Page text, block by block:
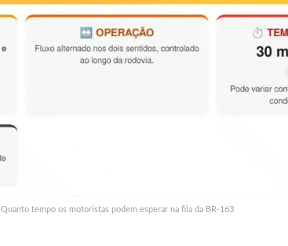
Quanto tempo os motoristas podem esperar na fila da BR-163